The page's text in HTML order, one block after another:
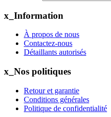
x_Information
À propos de nous
Contactez-nous
Détaillants autorisés
x_Nos politiques
Retour et garantie
Conditions générales
Politique de confidentialité